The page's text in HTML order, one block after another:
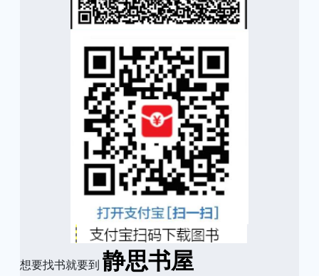
想要找书就要到 静思书屋